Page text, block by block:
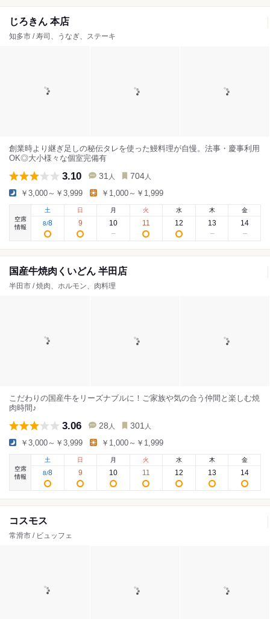
じろきん 本店
知多市 / 寿司、うなぎ、ステーキ
創業時より継ぎ足しの秘伝タレを使った鰻料理が自慢。法事・慶事利用
OK◎大小様々な個室完備有
3.10 31 人 704 人
￥3,000～￥3,999 ￥1,000～￥1,999
空席
情報
土
8/8
日
9
月
10
火
11
水
12
木
13
金
14
国産牛焼肉くいどん 半田店
半田市 / 焼肉、ホルモン、肉料理
こだわりの国産牛をリーズナブルに！ご家族や気の合う仲間と楽しむ焼
肉時間♪
3.06 28 人 301 人
￥3,000～￥3,999 ￥1,000～￥1,999
空席
情報
土
8/8
日
9
月
10
火
11
水
12
木
13
金
14
コスモス
常滑市 / ビュッフェ